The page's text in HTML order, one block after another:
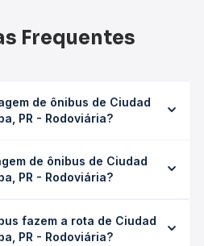
Frequentes
de ônibus de Ciudad
PR - Rodoviária?
13h 54min, podendo variar
serviço (convencional,
na data desejada.
de ônibus de Ciudad
PR - Rodoviária?
custa em média R$ 298,40 e
a empresa, o tipo de
fazem a rota de Ciudad
PR - Rodoviária?